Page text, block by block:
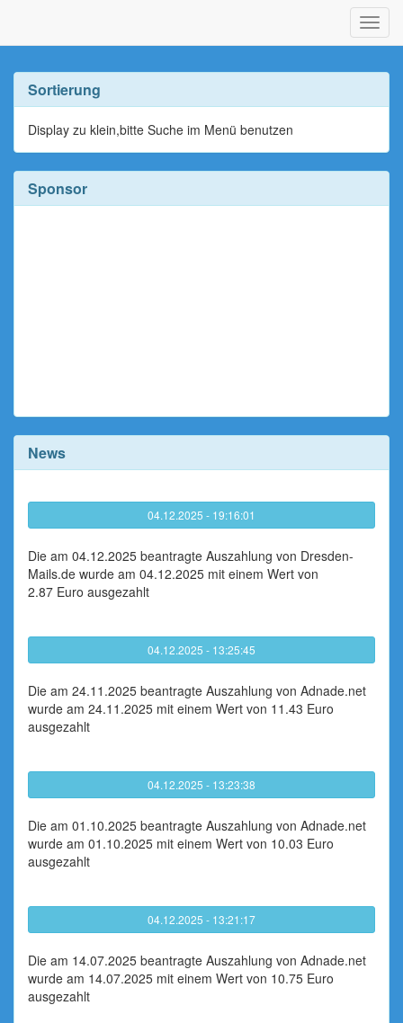
ein-/
Sortierung
Display zu klein,bitte Suche im Menü benutzen
Sponsor
News
04.12.2025 - 19:16:01
Die am 04.12.2025 beantragte Auszahlung von Dresden-
Mails.de wurde am 04.12.2025 mit einem Wert von
2.87 Euro ausgezahlt
04.12.2025 - 13:25:45
Die am 24.11.2025 beantragte Auszahlung von Adnade.net
wurde am 24.11.2025 mit einem Wert von 11.43 Euro
ausgezahlt
04.12.2025 - 13:23:38
Die am 01.10.2025 beantragte Auszahlung von Adnade.net
wurde am 01.10.2025 mit einem Wert von 10.03 Euro
ausgezahlt
04.12.2025 - 13:21:17
Die am 14.07.2025 beantragte Auszahlung von Adnade.net
wurde am 14.07.2025 mit einem Wert von 10.75 Euro
ausgezahlt